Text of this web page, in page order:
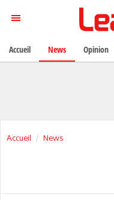
Accueil News
Accueil News Opinion